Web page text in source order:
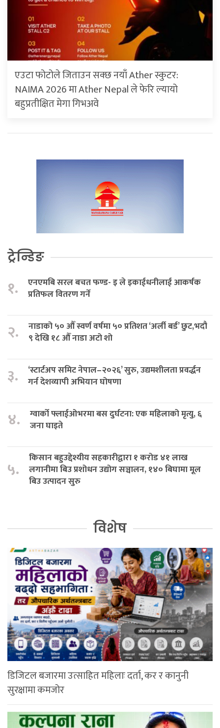
एउटा फोटोले जिताउन सक्छ नयाँ Ather स्कुटर:
NAIMA 2026 मा Ather Nepal ले फेरि ल्यायो
बहुप्रतीक्षित मेगा गिभअवे
ट्रेन्डिङ
१.
एनएमबि सरल बचत फण्ड- इ ले इकाईधनीलाई आकर्षक
प्रतिफल वितरण गर्ने
२.
नाडाको ५० औँ स्वर्ण वर्षमा ५० प्रतिशत ‘अर्ली बर्ड’ छुट,भदौ
९ देखि १८ औँ नाडा अटो शो
३.
‘स्टार्टअप समिट नेपाल–२०२६’ सुरु, उद्यमशीलता प्रवर्द्धन
गर्न देशव्यापी अभियान घोषणा
४.
ग्वार्को फ्लाईओभरमा बस दुर्घटना: एक महिलाको मृत्यु, ६
जना घाइते
५.
किसान बहुउद्देश्यीय सहकारीद्वारा १ करोड ४१ लाख
लगानीमा बिउ प्रशोधन उद्योग सञ्चालन, १४० बिघामा मूल
बिउ उत्पादन सुरु
विशेष
डिजिटल बजारमा उत्साहित महिलाः दर्ता, कर र कानुनी
सुरक्षामा कमजोर